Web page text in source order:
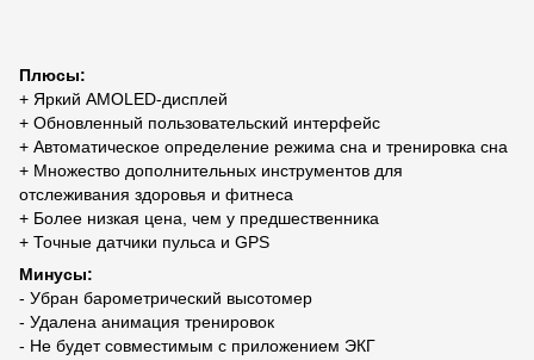
Плюсы:
+ Яркий AMOLED-дисплей
+ Обновленный пользовательский интерфейс
+ Автоматическое определение режима сна и тренировка сна
+ Множество дополнительных инструментов для
отслеживания здоровья и фитнеса
+ Более низкая цена, чем у предшественника
+ Точные датчики пульса и GPS
Минусы:
- Убран барометрический высотомер
- Удалена анимация тренировок
- Не будет совместимым с приложением ЭКГ